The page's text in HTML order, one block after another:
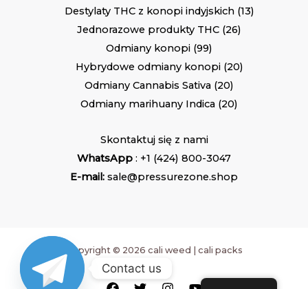
Destylaty THC z konopi indyjskich 13
Jednorazowe produkty THC 26
Odmiany konopi 99
Hybrydowe odmiany konopi 20
Odmiany Cannabis Sativa 20
Odmiany marihuany Indica 20
Skontaktuj się z nami
WhatsApp : +1 (424) 800-3047
E-mail: sale@pressurezone.shop
Copyright © 2026 cali weed | cali packs
Contact us